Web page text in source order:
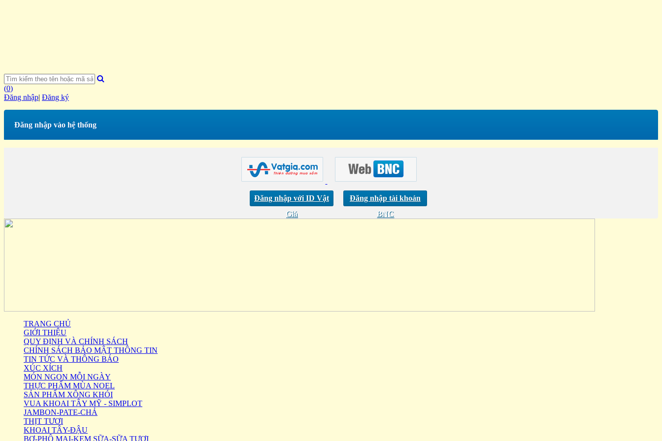
(0)
Đăng nhập| Đăng ký
Đăng nhập vào hệ thống
Đăng nhập với ID Vật
Giá
Đăng nhập tài khoản
BNC
TRANG CHỦ
GIỚI THIỆU
QUY ĐỊNH VÀ CHÍNH SÁCH
CHÍNH SÁCH BẢO MẬT THÔNG TIN
TIN TỨC VÀ THÔNG BÁO
XÚC XÍCH
MÓN NGON MỖI NGÀY
THỰC PHẨM MÙA NOEL
SẢN PHẨM XÔNG KHÓI
VUA KHOAI TÂY MỸ - SIMPLOT
JAMBON-PATE-CHẢ
THỊT TƯƠI
KHOAI TÂY-ĐẬU
BƠ-PHÔ MAI-KEM SỮA-SỮA TƯƠI